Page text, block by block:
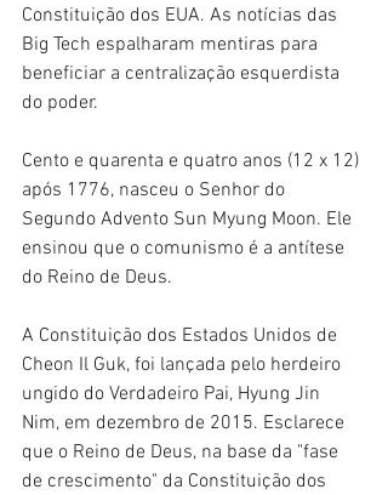
Constituição dos EUA. As notícias das
Big Tech espalharam mentiras para
beneficiar a centralização esquerdista
do poder.
Cento e quarenta e quatro anos (12 x 12)
após 1776, nasceu o Senhor do
Segundo Advento Sun Myung Moon. Ele
ensinou que o comunismo é a antítese
do Reino de Deus.
A Constituição dos Estados Unidos de
Cheon Il Guk, foi lançada pelo herdeiro
ungido do Verdadeiro Pai, Hyung Jin
Nim, em dezembro de 2015. Esclarece
que o Reino de Deus, na base da "fase
de crescimento" da Constituição dos